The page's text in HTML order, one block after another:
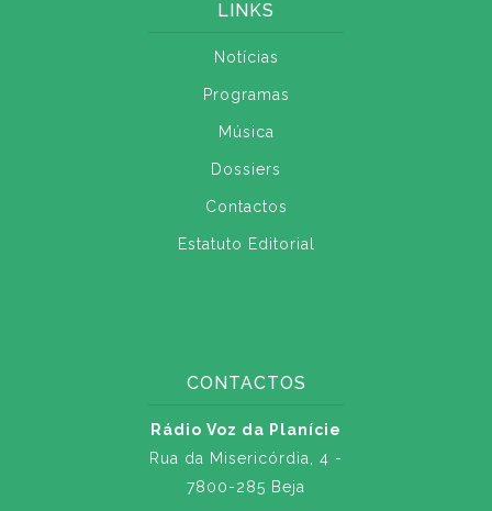
LINKS
Notícias
Programas
Música
Dossiers
Contactos
Estatuto Editorial
CONTACTOS
Rádio Voz da Planície
Rua da Misericórdia, 4 -
7800-285 Beja